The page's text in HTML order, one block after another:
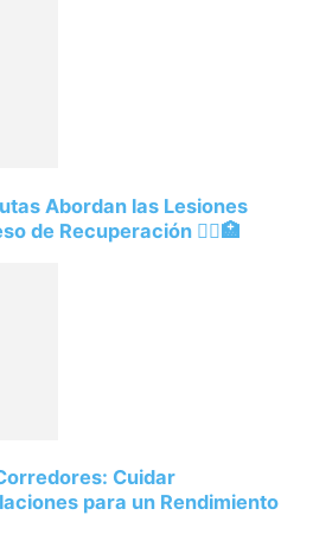
Abordan las Lesiones
de Recuperación 🏃‍♀️🏥
Cuidar
para un Rendimiento